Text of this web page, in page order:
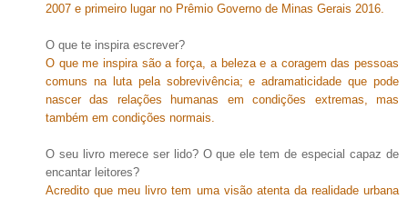
2007 e primeiro lugar no Prêmio Governo de Minas Gerais 2016.
O que te inspira escrever?
O que me inspira são a força, a beleza e a coragem das pessoas
comuns na luta pela sobrevivência; e adramaticidade que pode
nascer das relações humanas em condições extremas, mas
também em condições normais.
O seu livro merece ser lido? O que ele tem de especial capaz de
encantar leitores?
Acredito que meu livro tem uma visão atenta da realidade urbana